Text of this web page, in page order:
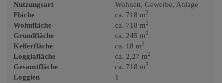
Nutzungsart
Wohnen Gewerbe Anlage
Fläche
ca. 718 m2
Wohnfläche ca. 718 m2
Grundfläche ca. 245 m2
Kellerfläche ca. 18 m2
Loggiafläche ca. 2,27 m2
Gesamtfläche ca. 718 m2
Loggien
1